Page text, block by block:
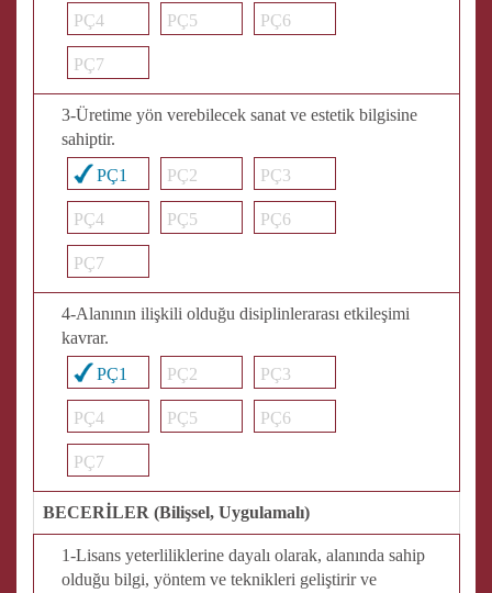
PÇ4 PÇ5 PÇ6
PÇ7
3-Üretime yön verebilecek sanat ve estetik bilgisine
sahiptir.
PÇ1
PÇ2 PÇ3
PÇ4 PÇ5 PÇ6
PÇ7
4-Alanının ilişkili olduğu disiplinlerarası etkileşimi
kavrar.
PÇ1
PÇ2 PÇ3
PÇ4 PÇ5 PÇ6
PÇ7
BECERİLER (Bilişsel, Uygulamalı)
1-Lisans yeterliliklerine dayalı olarak, alanında sahip
olduğu bilgi, yöntem ve teknikleri geliştirir ve